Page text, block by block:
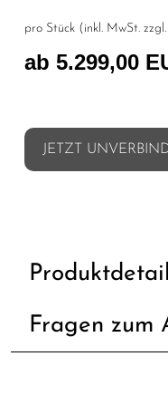
pro Stück (inkl. MwSt. zzgl.
ab 5.299,00
JETZT
Fragen zum